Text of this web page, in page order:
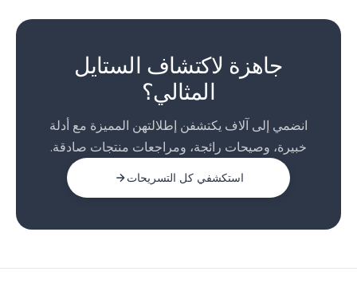
جاهزة لاكتشاف الستايل
المثالي؟
انضمي إلى آلاف يكتشفن إطلالتهن المميزة مع أدلة
خبيرة، وصيحات رائجة، ومراجعات منتجات صادقة.
استكشفي كل التسريحات